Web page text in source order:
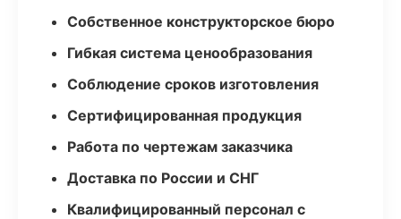
Собственное конструкторское бюро
Гибкая система ценообразования
Соблюдение сроков изготовления
Сертифицированная продукция
Работа по чертежам заказчика
Доставка по России и СНГ
Квалифицированный персонал с